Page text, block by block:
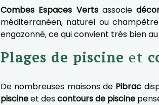
Combes Espaces Vertsassocie
méditerranéen, naturel ou
engazonné, ce qui convient très bien
Plages de piscine et
De nombreuses maisons de Pibrac
piscineet descontours de piscine